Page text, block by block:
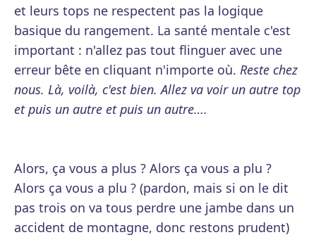
et leurs tops ne respectent pas la logique
basique du rangement. La santé mentale c'est
important : n'allez pas tout flinguer avec une
erreur bête en cliquant n'importe où. Reste chez
nous. Là, voilà, c'est bien. Allez va voir un autre top
et puis un autre et puis un autre….
Alors, ça vous a plus ? Alors ça vous a plu ?
Alors ça vous a plu ? (pardon, mais si on le dit
pas trois on va tous perdre une jambe dans un
accident de montagne, donc restons prudent)